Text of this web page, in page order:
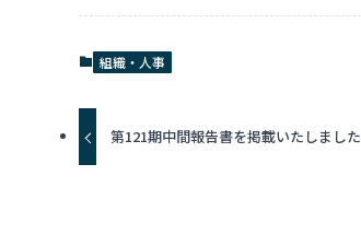
組織・人事
第121期中間報告書を掲載いたしました